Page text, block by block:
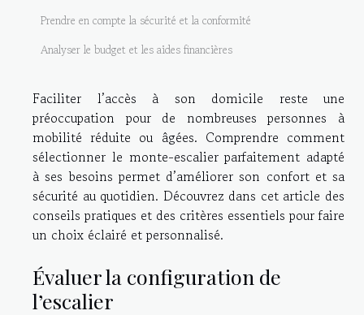
Prendre en compte la sécurité et la conformité
Analyser le budget et les aides financières
Faciliter l’accès à son domicile reste une
préoccupation pour de nombreuses personnes à
mobilité réduite ou âgées. Comprendre comment
sélectionner le monte-escalier parfaitement adapté
à ses besoins permet d’améliorer son confort et sa
sécurité au quotidien. Découvrez dans cet article des
conseils pratiques et des critères essentiels pour faire
un choix éclairé et personnalisé.
Évaluer la configuration de
l’escalier